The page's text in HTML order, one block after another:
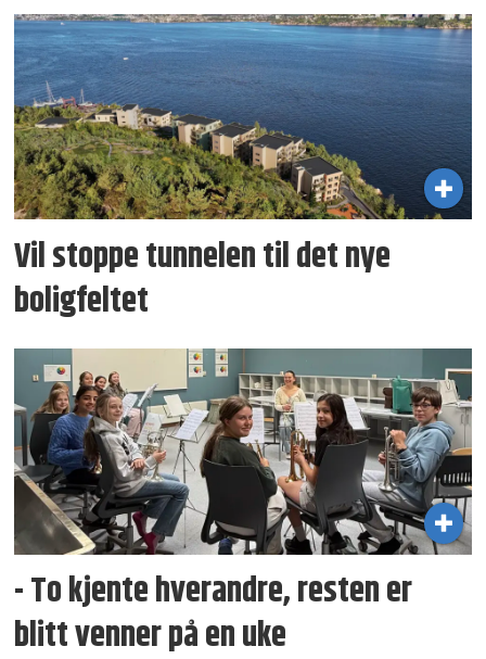
Vil stoppe tunnelen til det nye
boligfeltet
- To kjente hverandre, resten er
blitt venner på en uke